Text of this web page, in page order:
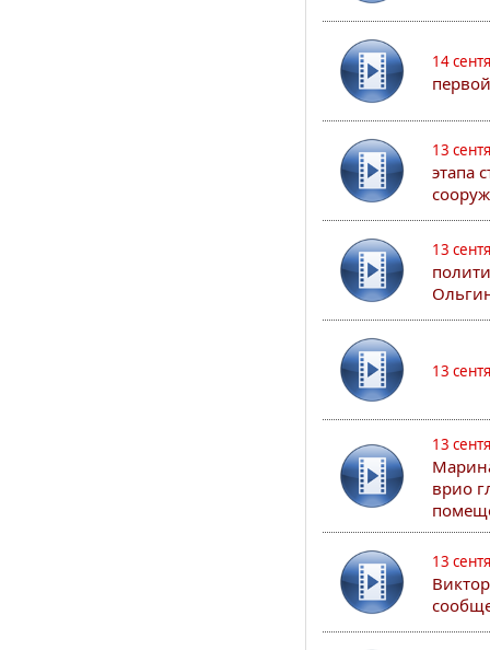
14
13
этапа
13
13
13
врио
13